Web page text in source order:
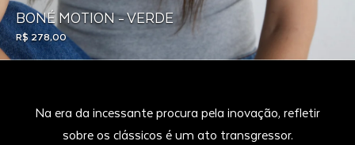
BONÉ MOTION - VERDE
R$ 278,00
Na era da incessante procura pela inovação, refletir
sobre os clássicos é um ato transgressor.